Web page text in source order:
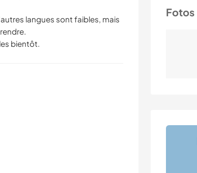
Fotos
langues sont faibles, mais
bientôt.